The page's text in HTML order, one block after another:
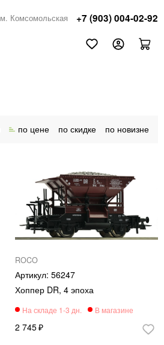
м. Комсомольская +7 (903) 004-02-92
по цене по скидке по новизне
ROCO
56247
Хоппер DR, 4 эпоха
2 745